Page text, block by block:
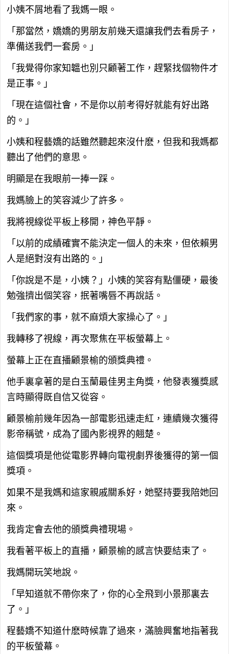
小姨不屑地看了我媽一眼。
「那當然，嬌嬌的男朋友前幾天還讓我們去看房子，
準備送我們一套房。」
「我覺得你家知韞也別只顧著工作，趕緊找個物件才
是正事。」
「現在這個社會，不是你以前考得好就能有好出路
的。」
小姨和程藝嬌的話雖然聽起來沒什麽，但我和我媽都
聽出了他們的意思。
明顯是在我眼前一捧一踩。
我媽臉上的笑容減少了許多。
我將視線從平板上移開，神色平靜。
「以前的成績確實不能決定一個人的未來，但依賴男
人是絕對沒有出路的。」
「你說是不是，小姨？」小姨的笑容有點僵硬，最後
勉強擠出個笑容，抿著嘴唇不再說話。
「我們家的事，就不麻煩大家操心了。」
我轉移了視線，再次聚焦在平板螢幕上。
螢幕上正在直播顧景榆的頒獎典禮。
他手裏拿著的是白玉蘭最佳男主角獎，他發表獲獎感
言時顯得既自信又從容。
顧景榆前幾年因為一部電影迅速走紅，連續幾次獲得
影帝稱號，成為了國內影視界的翹楚。
這個獎項是他從電影界轉向電視劇界後獲得的第一個
獎項。
如果不是我媽和這家親戚關系好，她堅持要我陪她回
來。
我肯定會去他的頒獎典禮現場。
我看著平板上的直播，顧景榆的感言快要結束了。
我媽開玩笑地說。
「早知道就不帶你來了，你的心全飛到小景那裏去
了。」
程藝嬌不知道什麽時候靠了過來，滿臉興奮地指著我
的平板螢幕。